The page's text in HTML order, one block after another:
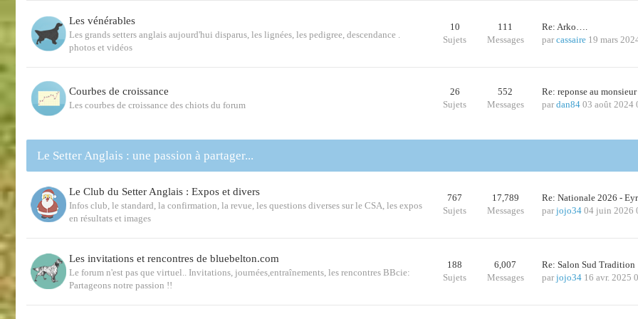
Les vénérables
Les grands setters anglais aujourd'hui disparus, les lignées, les pedigree, descendance .
photos et vidéos
10
Sujets
111
Messages
Re: Arko….
par cassaire 19 mars
Courbes de croissance
Les courbes de croissance des chiots du forum
26
Sujets
552
Messages
Re: reponse au
par dan84 03 août 2024
Le Setter Anglais : une passion à partager...
Le Club du Setter Anglais : Expos et divers
Infos club, le standard, la confirmation, la revue, les questions diverses sur le CSA, les expos
en résultats et images
767
Sujets
17,789
Messages
Re: Nationale 2026 -
par jojo34 04 juin 2026
Les invitations et rencontres de bluebelton.com
Le forum n'est pas que virtuel.. Invitations, journées,entraînements, les rencontres BBcie:
Partageons notre passion !!
188
Sujets
6,007
Messages
Re: Salon Sud
par jojo34 16 avr. 2025